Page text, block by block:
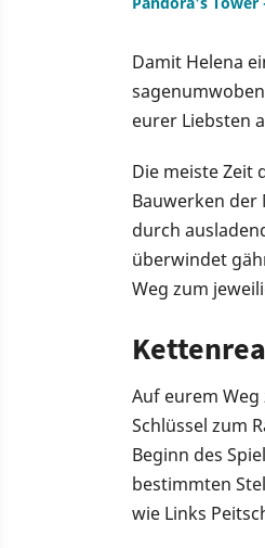
Damit Helena
eurer Liebsten
Die meiste Zeit
Bauwerken der
durch
überwindet
Weg zum
Auf eurem
Schlüssel zum
Beginn des
bestimmten
wie Links